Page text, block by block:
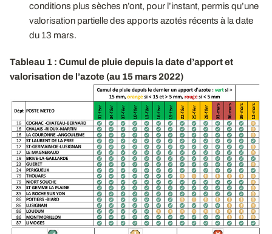
conditions plus sèches n’ont, pour l’instant, permis qu’une
valorisation partielle des apports azotés récents à la date
du 13 mars.
Tableau 1 : Cumul de pluie depuis la date d’apport et
valorisation de l’azote (au 15 mars 2022)